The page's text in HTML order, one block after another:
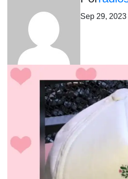
Sep 29, 2023